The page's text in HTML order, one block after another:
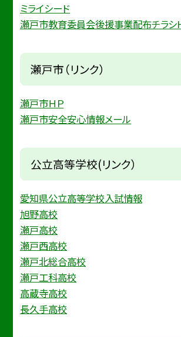
ミライシード
瀬戸市教育委員会後援事業配布チラシ
瀬戸市（リンク）
瀬戸市ＨＰ
瀬戸市安全安心情報メール
公立高等学校(リンク）
愛知県公立高等学校入試情報
旭野高校
瀬戸高校
瀬戸西高校
瀬戸北総合高校
瀬戸工科高校
高蔵寺高校
長久手高校